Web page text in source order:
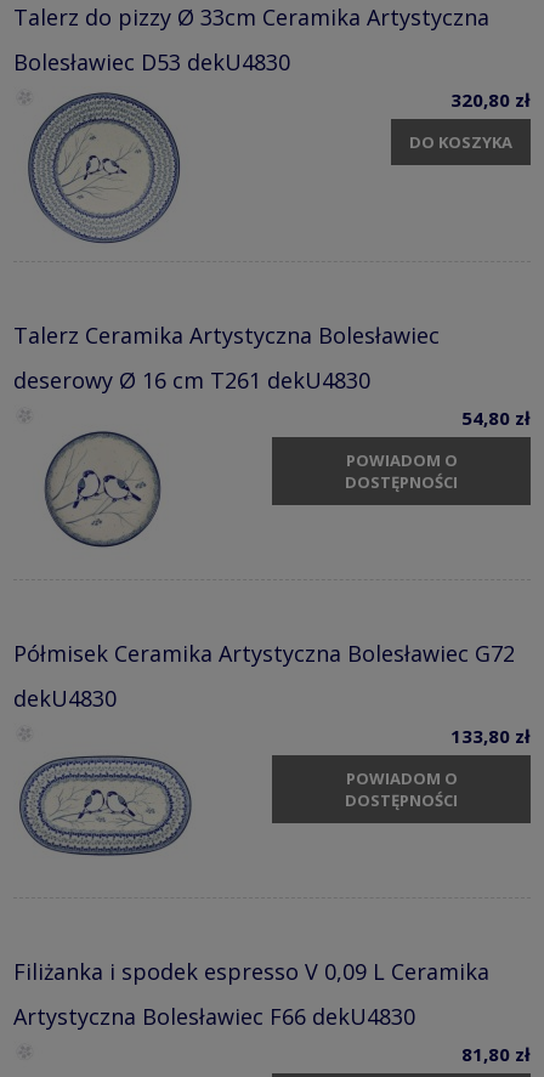
Talerz do pizzy Ø 33cm Ceramika Artystyczna
Bolesławiec D53 dekU4830
320,80 zł
DO KOSZYKA
Talerz Ceramika Artystyczna Bolesławiec
deserowy Ø 16 cm T261 dekU4830
54,80 zł
POWIADOM O
DOSTĘPNOŚCI
Półmisek Ceramika Artystyczna Bolesławiec G72
dekU4830
133,80 zł
POWIADOM O
DOSTĘPNOŚCI
Filiżanka i spodek espresso V 0,09 L Ceramika
Artystyczna Bolesławiec F66 dekU4830
81,80 zł